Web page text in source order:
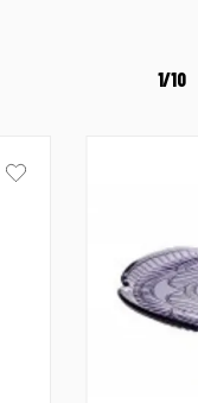
1/10